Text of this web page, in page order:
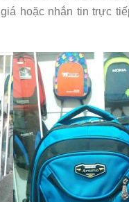
hoặc nhắn tin trực